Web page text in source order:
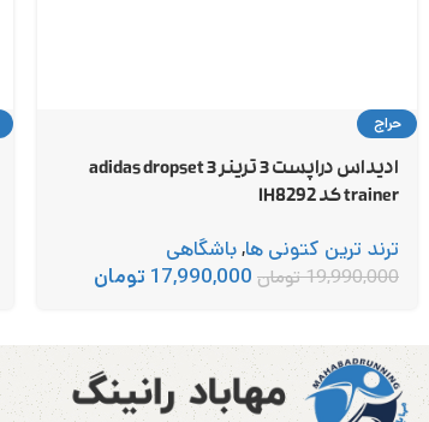
حراج
ادیداس دراپست 3 ترینر adidas dropset 3
trainer کد IH8292
ترند ترین کتونی ها,باشگاهی
19,990,000تومان 17,990,000 تومان